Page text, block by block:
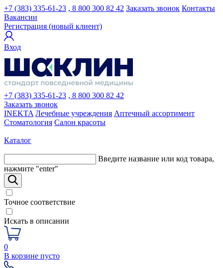
+7 (383) 335-61-23 , 8 800 300 82 42 Заказать звонок Контакты
Вакансии
Регистрация (новый клиент)
Вход
+7 (383) 335-61-23 , 8 800 300 82 42
Заказать звонок
INEKTA Лечебные учреждения Аптечный ассортимент
Стоматология Салон красоты
Каталог
Введите название или код товара,
нажмите "enter"
Точное соответствие
Искать в описании
0
В корзине пусто